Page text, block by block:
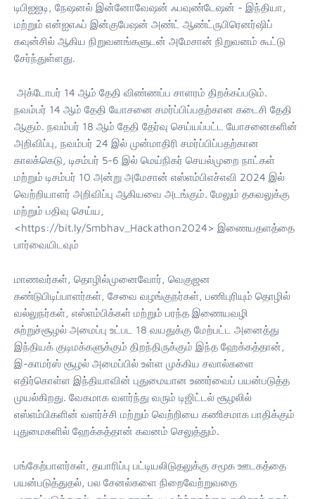
டிபிஐஐடி, நேஷனல் இன்னோவேஷன் ஃபவுண்டேஷன் - இந்தியா,
மற்றும் என்ஐஎஃப் இன்குபேஷன் அண்ட் ஆண்ட்ருபிரெனர்ஷிப்
கவுன்சில் ஆகிய நிறுவனங்களுடன் அமேசான் நிறுவனம் கூட்டு
சேர்ந்துள்ளது.
அக்டோபர் 14 ஆம் தேதி விண்ணப்ப சாளரம் திறக்கப்படும்.
நவம்பர் 14 ஆம் தேதி யோசனை சமர்ப்பிப்பதற்கான கடைசி தேதி
ஆகும். நவம்பர் 18 ஆம் தேதி தேர்வு செய்யப்பட்ட யோசனைகளின்
அறிவிப்பு, நவம்பர் 24 இல் முன்மாதிரி சமர்ப்பிப்பதற்கான
காலக்கெடு, டிசம்பர் 5-6 இல் மெய்நிகர் செயல்முறை நாட்கள்
மற்றும் டிசம்பர் 10 அன்று அமேசான் எஸ்எம்பிஎச்எவி 2024 இல்
வெற்றியாளர் அறிவிப்பு ஆகியவை அடங்கும். மேலும் தகவலுக்கு
மற்றும் பதிவு செய்ய,
<https://bit.ly/Smbhav_Hackathon2024> இணையதளத்தை
பார்வையிடவும்
மாணவர்கள், தொழில்முனைவோர், வெகுஜன
கண்டுபிடிப்பாளர்கள், சேவை வழங்குநர்கள், பணிபுரியும் தொழில்
வல்லுநர்கள், எஸ்எம்பிக்கள் மற்றும் பரந்த இணையவழி
சுற்றுச்சூழல் அமைப்பு உட்பட 18 வயதுக்கு மேற்பட்ட அனைத்து
இந்தியக் குடிமக்களுக்கும் திறந்திருக்கும் இந்த ஹேக்கத்தான்,
இ-காமர்ஸ் சூழல் அமைப்பில் உள்ள முக்கிய சவால்களை
எதிர்கொள்ள இந்தியாவின் புதுமையான உணர்வைப் பயன்படுத்த
முயல்கிறது. வேகமாக வளர்ந்து வரும் டிஜிட்டல் சூழலில்
எஸ்எம்பிகளின் வளர்ச்சி மற்றும் வெற்றியை கணிசமாக பாதிக்கும்
புதுமைகளில் ஹேக்கத்தான் கவனம் செலுத்தும்.
பங்கேற்பாளர்கள், தயாரிப்பு பட்டியலிடுதலுக்கு சமூக ஊடகத்தை
பயன்படுத்துதல், பல சேனல்களை நிறைவேற்றுவதை